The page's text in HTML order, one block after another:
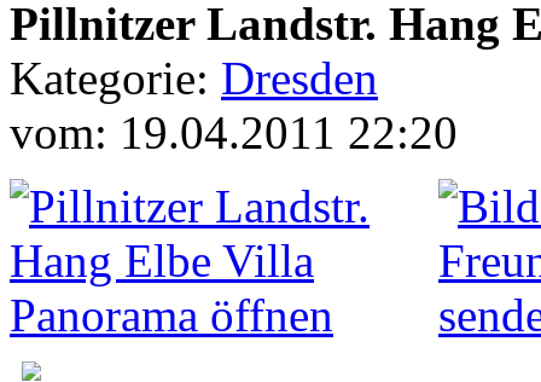
Pillnitzer Landstr. Hang
Kategorie: Dresden
vom: 19.04.2011 22:20